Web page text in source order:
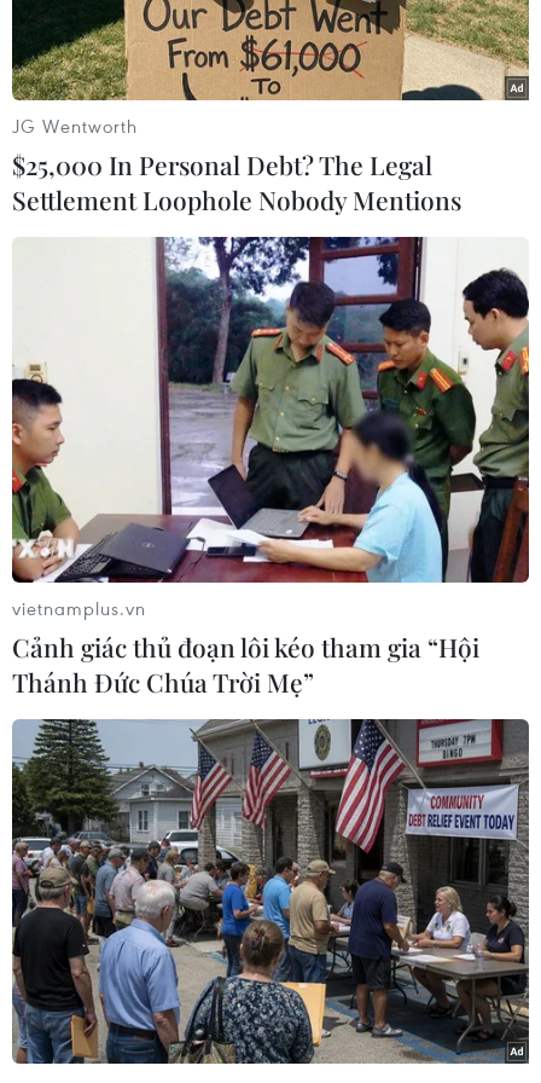
Antoine Griezmann - người hùng của nước Pháp. (Nguồn: Getty
Images)
Antoine Griezmann là một trong những tài
năng lớn nhất mà bóng đá Pháp đang sở hữu.
Núp sau vẻ ngoài như trẻ thơ ấy bóng dáng của
một "sát thủ thượng hạng" - người đã buộc "Cỗ
xe tăng" Đức vốn dũng mãnh hiên ngang là thế
phải chịu dừng bước trước khi về đích tại đấu
trường châu lục.
Antoine Griezmann - tên của anh được nhắc đi
nhắc lại rất nhiều trong thời gian gần đây, thế
nhưng vẫn còn rất nhiều điều thú vị về "Hoàng
tử nước Pháp" mà người hâm mộ có thể chưa
biết tới:
- Bố của Antoine Griezmann, ông Alain, là
người gốc Đức. Mẹ của Griezmann là người gốc
Bồ Đào Nha. Ông ngoại của Griezmann là
Amaro Lope, cầu thủ của câu lạc bộ Pacos de
Ferreira (Bồ Đào Nha). Đây là câu lạc bộ mà
JG Wentworth
$25,000 In Personal Debt? The Legal
Settlement Loophole Nobody Mentions
vietnamplus.vn
Cảnh giác thủ đoạn lôi kéo tham gia “Hội
Thánh Đức Chúa Trời Mẹ”